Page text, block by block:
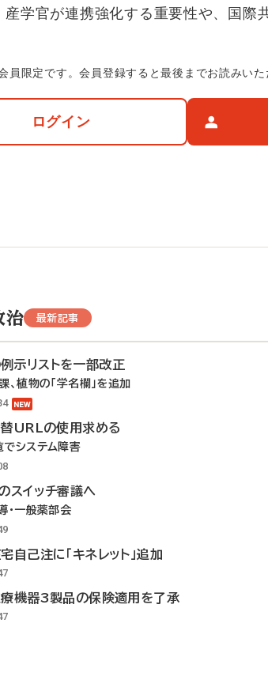
産学官が連携強化する重要性や、国際
員限定です。会員登録すると最後までお読みいた
ログイン
治 最新記事
示リストを一部改正
、植物の「学名欄」を追加
URLの使用求める
システム障害
のスイッチ審議へ
・一般薬部会
宅自己注に「キネレット」追加
療機器3製品の保険適用を了承